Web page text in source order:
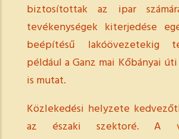
biztosítottak az ipar
tevékenységek kiterjedése
beépítésű lakóövezetekig
például a Ganz mai Kőbányai
is mutat.
Közlekedési helyzete
az északi szektoré. A